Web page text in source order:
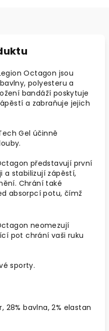
Octagon jsou
polyesteru a
bandáží poskytuje
a zabraňuje jejich
Gel účinně
představují první
a stabilizují zápěstí,
Chrání také
absorpcí potu, čímž
neomezují
pot chrání vaši ruku
sporty.
28% bavlna, 2% elastan